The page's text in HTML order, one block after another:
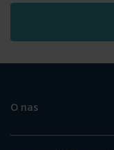
O nas